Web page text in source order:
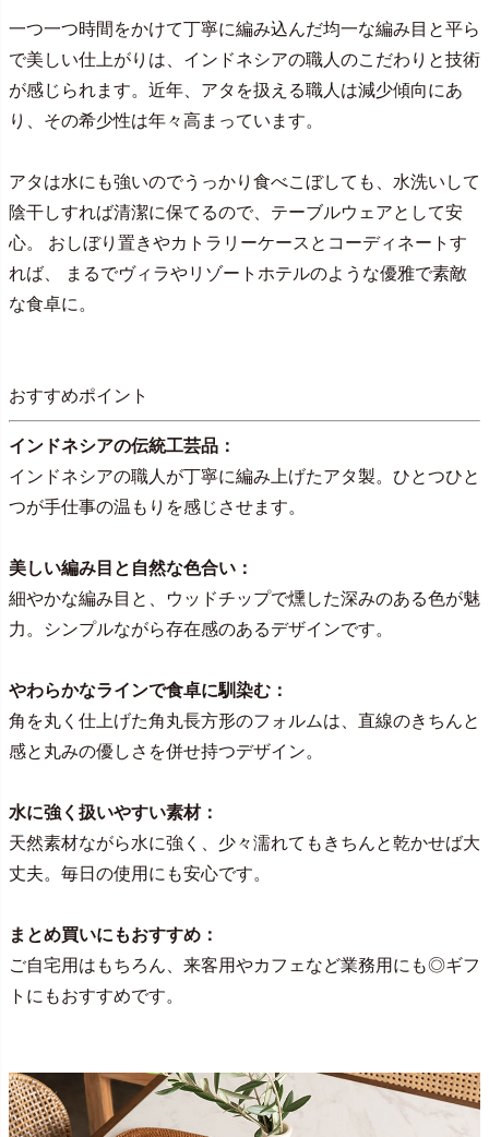
一つ一つ時間をかけて丁寧に編み込んだ均一な編み目と平ら
で美しい仕上がりは、インドネシアの職人のこだわりと技術
が感じられます。近年、アタを扱える職人は減少傾向にあ
り、その希少性は年々高まっています。
アタは水にも強いのでうっかり食べこぼしても、水洗いして
陰干しすれば清潔に保てるので、テーブルウェアとして安
心。 おしぼり置きやカトラリーケースとコーディネートす
れば、 まるでヴィラやリゾートホテルのような優雅で素敵
な食卓に。
おすすめポイント
インドネシアの伝統工芸品：
インドネシアの職人が丁寧に編み上げたアタ製。ひとつひと
つが手仕事の温もりを感じさせます。
美しい編み目と自然な色合い：
細やかな編み目と、ウッドチップで燻した深みのある色が魅
力。シンプルながら存在感のあるデザインです。
やわらかなラインで食卓に馴染む：
角を丸く仕上げた角丸長方形のフォルムは、直線のきちんと
感と丸みの優しさを併せ持つデザイン。
水に強く扱いやすい素材：
天然素材ながら水に強く、少々濡れてもきちんと乾かせば大
丈夫。毎日の使用にも安心です。
まとめ買いにもおすすめ：
ご自宅用はもちろん、来客用やカフェなど業務用にも◎ギフ
トにもおすすめです。